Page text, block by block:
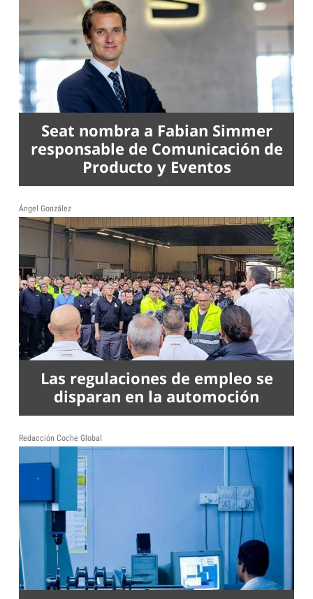
Seat nombra a Fabian Simmer
responsable de Comunicación de
Producto y Eventos
Ángel González
Las regulaciones de empleo se
disparan en la automoción
Redacción Coche Global